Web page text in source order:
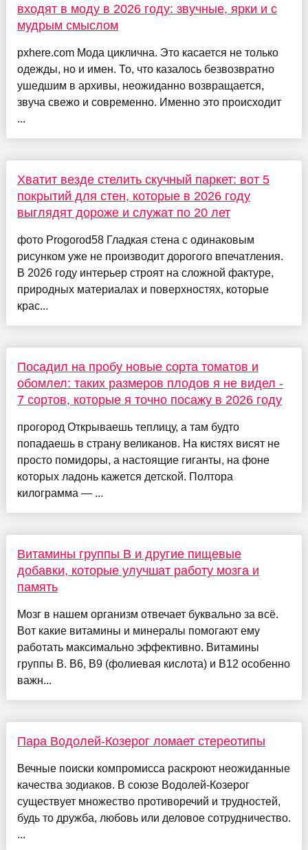
входят в моду в 2026 году: звучные, ярки и с
мудрым смыслом
pxhere.com Мода циклична. Это касается не только
одежды, но и имен. То, что казалось безвозвратно
ушедшим в архивы, неожиданно возвращается,
звуча свежо и современно. Именно это происходит
...
Хватит везде стелить скучный паркет: вот 5
покрытий для стен, которые в 2026 году
выглядят дороже и служат по 20 лет
фото Progorod58 Гладкая стена с одинаковым
рисунком уже не производит дорогого впечатления.
В 2026 году интерьер строят на сложной фактуре,
природных материалах и поверхностях, которые
крас...
Посадил на пробу новые сорта томатов и
обомлел: таких размеров плодов я не видел -
7 сортов, которые я точно посажу в 2026 году
прогород Открываешь теплицу, а там будто
попадаешь в страну великанов. На кистях висят не
просто помидоры, а настоящие гиганты, на фоне
которых ладонь кажется детской. Полтора
килограмма — ...
Витамины группы В и другие пищевые
добавки, которые улучшат работу мозга и
память
Мозг в нашем организм отвечает буквально за всё.
Вот какие витамины и минералы помогают ему
работать максимально эффективно. Витамины
группы В. B6, B9 (фолиевая кислота) и B12 особенно
важн...
Пара Водолей-Козерог ломает стереотипы
Вечные поиски компромисса раскроют неожиданные
качества зодиаков. В союзе Водолей-Козерог
существует множество противоречий и трудностей,
будь то дружба, любовь или деловое сотрудничество.
...